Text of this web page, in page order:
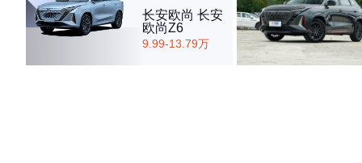
长安欧尚 长安
欧尚Z6
9.99-13.79万